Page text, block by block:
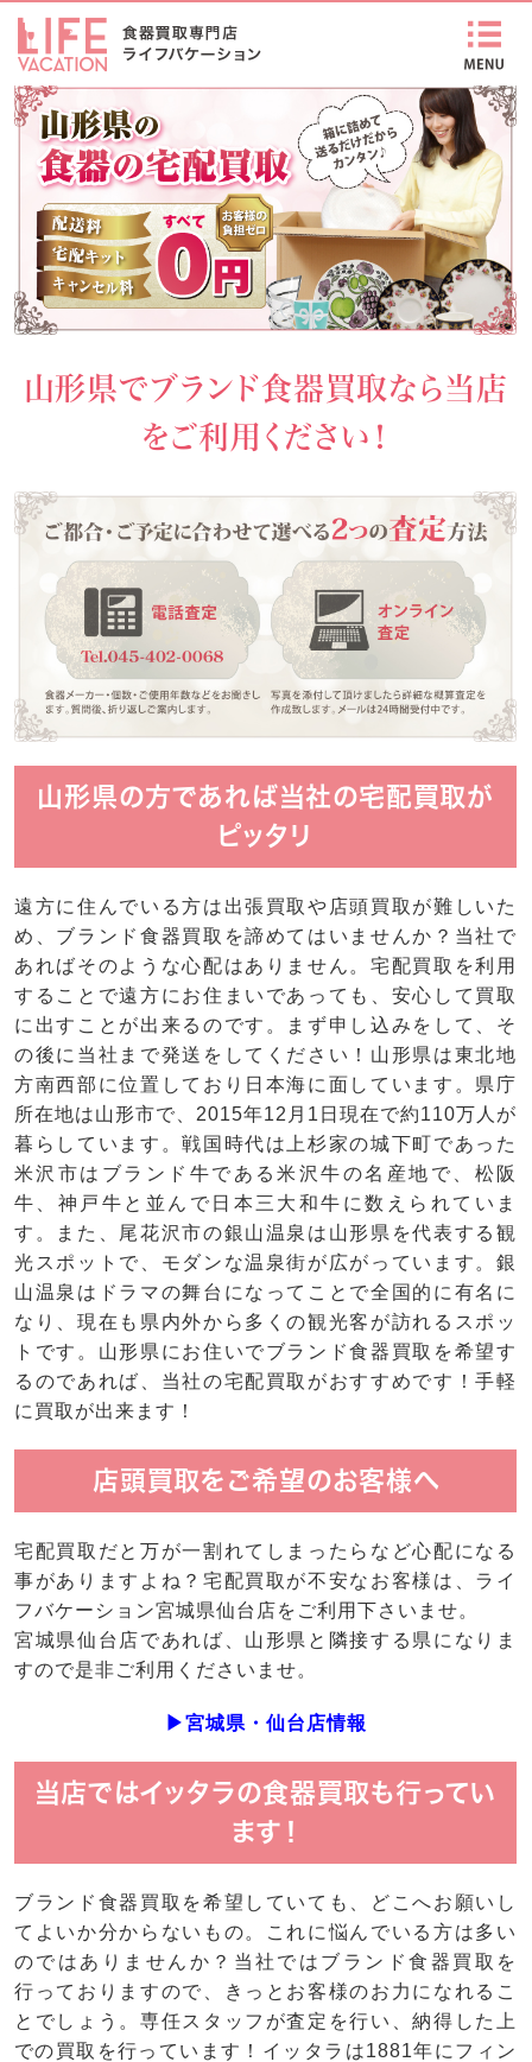
山形県でブランド食器買取なら当店
をご利用ください！
山形県の方であれば当社の宅配買取が
ピッタリ
遠方に住んでいる方は出張買取や店頭買取が難しいた
め、ブランド食器買取を諦めてはいませんか？当社で
あればそのような心配はありません。宅配買取を利用
することで遠方にお住まいであっても、安心して買取
に出すことが出来るのです。まず申し込みをして、そ
の後に当社まで発送をしてください！ 山形県 は東北地
方南西部に位置しており日本海に面しています。県庁
所在地は山形市で、2015年12月1日現在で約110万人が
暮らしています。戦国時代は上杉家の城下町であった
米沢市はブランド牛である米沢牛の名産地で、松阪
牛、神戸牛と並んで日本三大和牛に数えられていま
す。また、尾花沢市の銀山温泉は山形県を代表する観
光スポットで、モダンな温泉街が広がっています。銀
山温泉はドラマの舞台になってことで全国的に有名に
なり、現在も県内外から多くの観光客が訪れるスポッ
トです。山形県にお住いでブランド食器買取を希望す
るのであれば、当社の宅配買取がおすすめです！手軽
に買取が出来ます！
店頭買取をご希望のお客様へ
宅配買取だと万が一割れてしまったらなど心配になる
事がありますよね？宅配買取が不安なお客様は、ライ
フバケーション宮城県仙台店をご利用下さいませ。
宮城県仙台店であれば、山形県と隣接する県になりま
すので是非ご利用くださいませ。
▶宮城県・仙台店情報
当店ではイッタラの食器買取も行ってい
ます！
ブランド食器 買取 を希望していても、どこへお願いし
てよいか分からないもの。これに悩んでいる方は多い
のではありませんか？当社ではブランド食器買取を
行っておりますので、きっとお客様のお力になれるこ
とでしょう。専任スタッフが査定を行い、納得した上
での買取を行っています！イッタラは1881年にフィン